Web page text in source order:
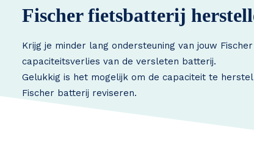
Fischer fietsbatterij
Krijg je minder lang ondersteuning van jouw
capaciteitsverlies van de versleten batterij.
Gelukkig is het mogelijk om de capaciteit te
Fischer batterij reviseren.